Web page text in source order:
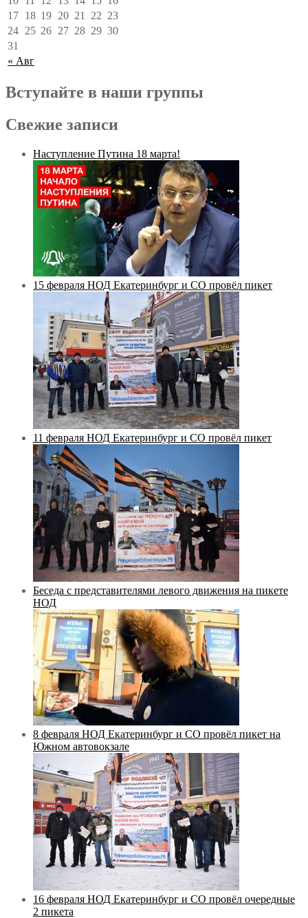
« Авг
17 18 19 20 21 22 23
24 25 26 27 28 29 30
31
Вступайте в наши группы
Свежие записи
Наступление Путина 18 марта!
15 февраля НОД Екатеринбург и СО провёл пикет
11 февраля НОД Екатеринбург и СО провёл пикет
Беседа с представителями левого движения на пикете
НОД
8 февраля НОД Екатеринбург и СО провёл пикет на
Южном автовокзале
16 февраля НОД Екатеринбург и СО провёл очередные
2 пикета